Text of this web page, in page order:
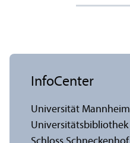
InfoCenter
Universität Mannheim
Universitäts­bibliothek